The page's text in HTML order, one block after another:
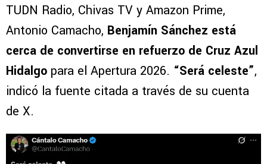
TUDN Radio, Chivas TV y Amazon Prime,
Antonio Camacho, Benjamín Sánchez está
cerca de convertirse en refuerzo de Cruz Azul
Hidalgo para el Apertura 2026. “Será celeste”,
indicó la fuente citada a través de su cuenta
de X.